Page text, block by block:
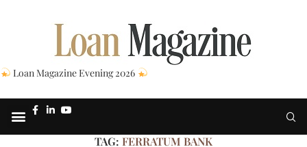
Loan Magazine Evening 2026
TAG: FERRATUM BANK